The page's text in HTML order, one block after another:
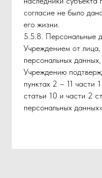
согласие не было
его жизни.
5.5.8. Персональные
Учреждением от
персональных
Учреждению
пунктах 2 – 11 части
статьи 10 и части 2
персональных